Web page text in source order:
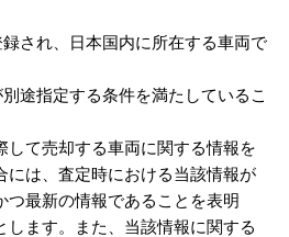
され、日本国内に所在する車両で
途指定する条件を満たしているこ
して売却する車両に関する情報を
には、査定時における当該情報が
つ最新の情報であることを表明
します。また、当該情報に関する